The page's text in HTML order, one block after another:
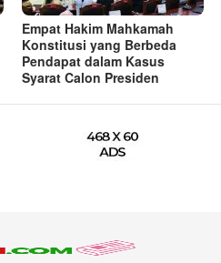
Empat Hakim Mahkamah
Konstitusi yang Berbeda
Pendapat dalam Kasus
Syarat Calon Presiden